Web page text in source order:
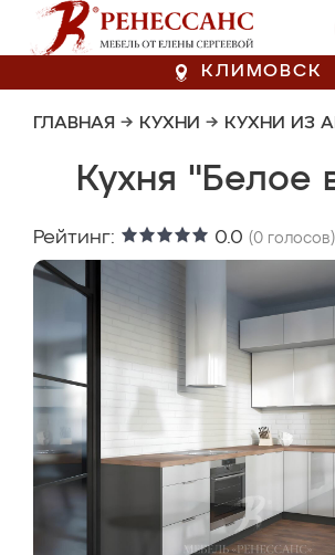
КЛИМОВСК
ГЛАВНАЯ → КУХНИ → КУХНИ ИЗ
Кухня "Белое
Рейтинг: 0.0 (0 голосов)